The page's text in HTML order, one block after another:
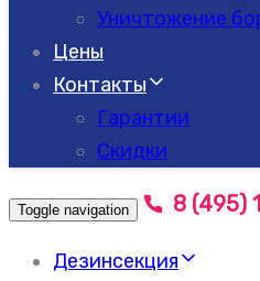
Уничтожение
Цены
Контакты
Гарантии
Скидки
Toggle navigation 8 (495)
Дезинсекция